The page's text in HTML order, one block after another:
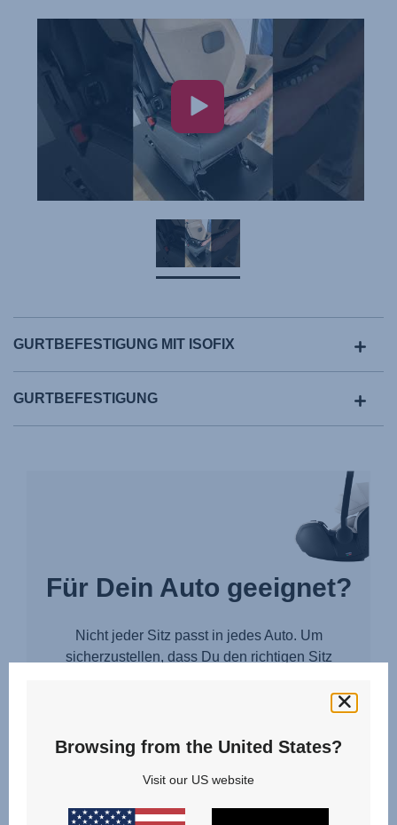
GURTBEFESTIGUNG MIT ISOFIX
GURTBEFESTIGUNG
Für Dein Auto geeignet?
Nicht jeder Sitz passt in jedes Auto. Um
sicherzustellen, dass Du den richtigen Sitz
Browsing from the United States?
Visit our US website